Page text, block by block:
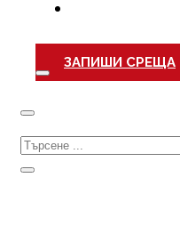
ЗАПИШИ СРЕЩА
Търсене